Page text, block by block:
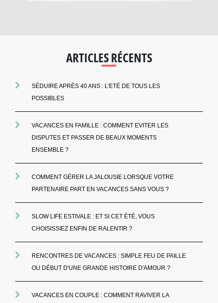
ARTICLES RÉCENTS
SÉDUIRE APRÈS 40 ANS : L'ETÉ DE TOUS LES
POSSIBLES
VACANCES EN FAMILLE : COMMENT EVITER LES
DISPUTES ET PASSER DE BEAUX MOMENTS
ENSEMBLE ?
COMMENT GÉRER LA JALOUSIE LORSQUE VOTRE
PARTENAIRE PART EN VACANCES SANS VOUS ?
SLOW LIFE ESTIVALE : ET SI CET ÉTÉ, VOUS
CHOISISSIEZ ENFIN DE RALENTIR ?
RENCONTRES DE VACANCES : SIMPLE FEU DE PAILLE
OU DÉBUT D'UNE GRANDE HISTOIRE D'AMOUR ?
VACANCES EN COUPLE : COMMENT RAVIVER LA